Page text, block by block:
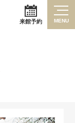
来館予約 MENU